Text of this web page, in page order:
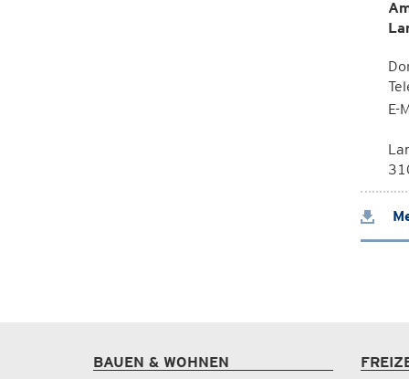
E-
BAUEN & WOHNEN